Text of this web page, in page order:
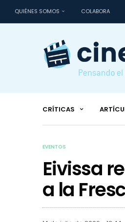
QUIÉNES SOMOS COLABORA
CRÍTICAS
EVENTOS
Eivissa
a la